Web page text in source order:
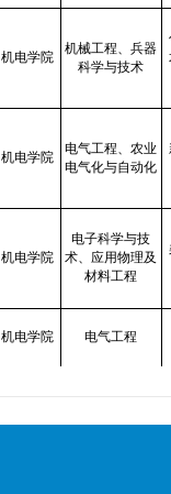
机电学院
机械工程、兵器
科学与技术
机电学院
电气工程、农业
电气化与自动化
机电学院
电子科学与技
术、应用物理及
材料工程
机电学院 电气工程